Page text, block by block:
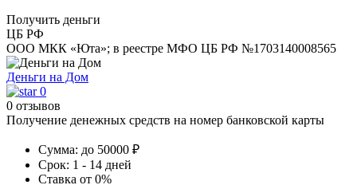
Получить деньги
ЦБ РФ
ООО МКК «Юта»; в реестре МФО ЦБ РФ №1703140008565
Деньги на Дом
0
0 отзывов
Получение денежных средств на номер банковской карты
Сумма: до 50000 ₽
Срок: 1 - 14 дней
Ставка от 0%